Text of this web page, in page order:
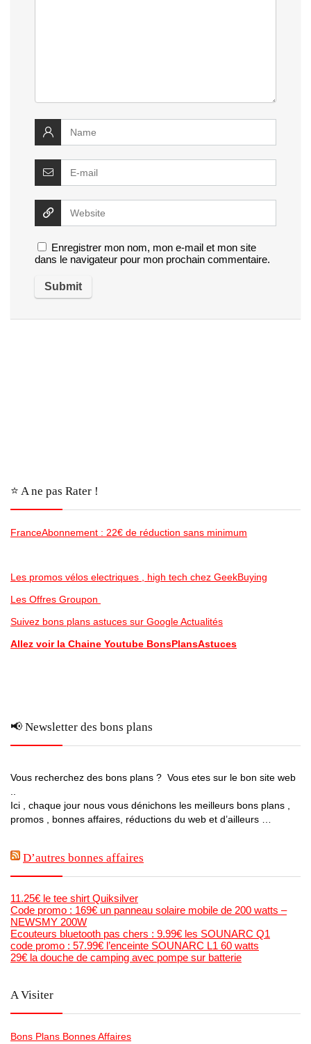
Enregistrer mon nom, mon e-mail et mon site
dans le navigateur pour mon prochain commentaire.
⭐️ A ne pas Rater !
FranceAbonnement : 22€ de réduction sans minimum
Les promos vélos electriques , high tech chez GeekBuying
Les Offres Groupon
Suivez bons plans astuces sur Google Actualités
Allez voir la Chaine Youtube BonsPlansAstuces
📢 Newsletter des bons plans
Vous recherchez des bons plans ? Vous etes sur le bon site web
..
Ici , chaque jour nous vous dénichons les meilleurs bons plans ,
promos , bonnes affaires, réductions du web et d’ailleurs …
D’autres bonnes affaires
11.25€ le tee shirt Quiksilver
Code promo : 169€ un panneau solaire mobile de 200 watts –
NEWSMY 200W
Ecouteurs bluetooth pas chers : 9.99€ les SOUNARC Q1
code promo : 57.99€ l’enceinte SOUNARC L1 60 watts
29€ la douche de camping avec pompe sur batterie
A Visiter
Bons Plans Bonnes Affaires